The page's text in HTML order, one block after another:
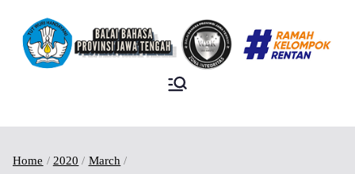
TENGAH
Home 2020
March